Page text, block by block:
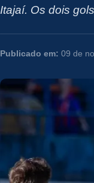
Itajaí. Os dois
Publicado em: 09 de